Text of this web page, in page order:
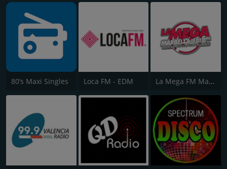
80’s Maxi Singles Loca FM - EDM La Mega FM Marbella 90.0